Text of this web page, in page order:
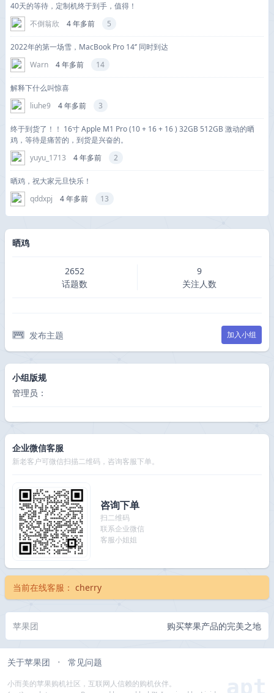
40天的等待，定制机终于到手，值得！
不倒翁欣
4 年多前 5
2022年的第一场雪，MacBook Pro 14‘’ 同时到达
Warn
4 年多前 14
解释下什么叫惊喜
liuhe9
4 年多前 3
终于到货了！！ 16寸 Apple M1 Pro (10 + 16 + 16 ) 32GB 512GB 激动的晒
鸡，等待是痛苦的，到货是兴奋的。
yuyu_1713
4 年多前 2
晒鸡，祝大家元旦快乐！
qddxpj
4 年多前 13
晒鸡
2652
话题数
9
关注人数
发布主题 加入小组
小组版规
管理员：
企业微信客服
新老客户可微信扫描二维码，咨询客服下单。
咨询下单
扫二维码
联系企业微信
客服小姐姐
当前在线客服： cherry
苹果团 购买苹果产品的完美之地
关于苹果团 • 常见问题
小而美的苹果购机社区，互联网人信赖的购机伙伴。